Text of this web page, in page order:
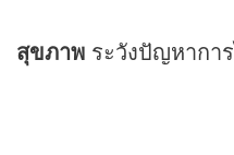
สุขภาพ ระวังปัญหากา